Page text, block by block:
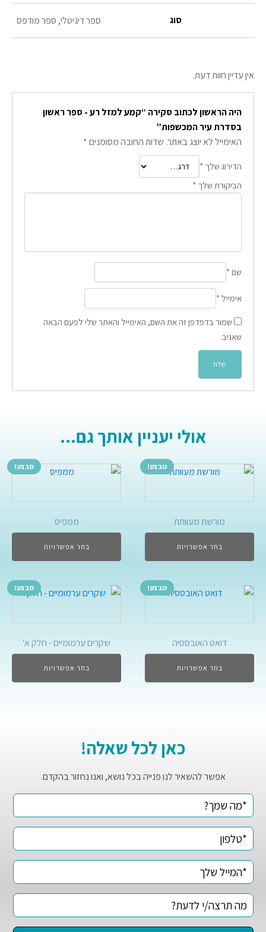
סוג ספר דיגיטלי, ספר מודפס
אין עדיין חוות דעת.
היה הראשון לכתוב סקירה “קמע למזל רע - ספר ראשון
בסדרת עיר המכשפות”
האימייל לא יוצג באתר. שדות החובה מסומנים*
הדירוג שלך *
הביקורת שלך *
שם *
אימייל *
שמור בדפדפן זה את השם, האימייל והאתר שלי לפעם הבאה
שאגיב.
אולי יעניין אותך גם...
מבצע!
מורשת מעוותת
בחר אפשרויות
מבצע!
ממפיס
בחר אפשרויות
מבצע!
דואט האובססיה
בחר אפשרויות
מבצע!
שקרים ערמומיים - חלק א'
בחר אפשרויות
כאן לכל שאלה!
אפשר להשאיר לנו פנייה בכל נושא, ואנו נחזור בהקדם.